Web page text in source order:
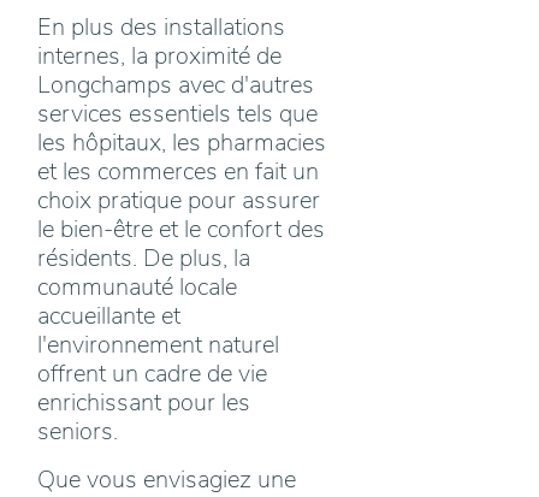
En plus des installations
internes, la proximité de
Longchamps avec d'autres
services essentiels tels que
les hôpitaux, les pharmacies
et les commerces en fait un
choix pratique pour assurer
le bien-être et le confort des
résidents. De plus, la
communauté locale
accueillante et
l'environnement naturel
offrent un cadre de vie
enrichissant pour les
seniors.
Que vous envisagiez une